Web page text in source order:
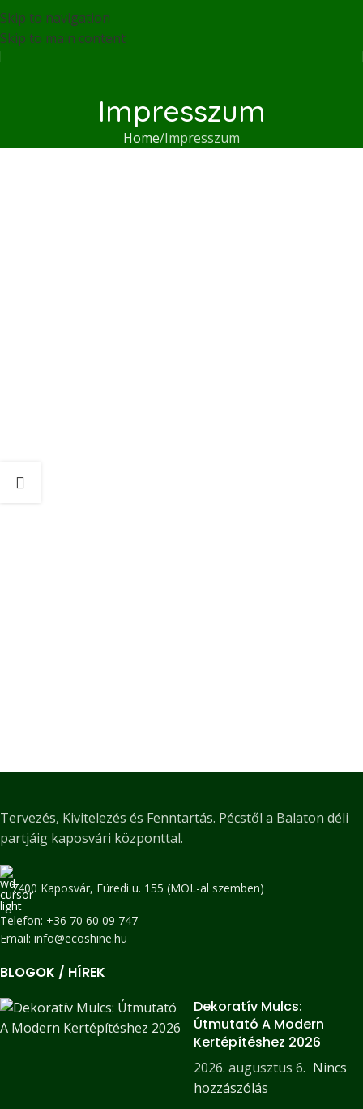
Skip to navigation
Skip to main content
Impresszum
Home Impresszum
Tervezés, Kivitelezés és Fenntartás. Pécstől a Balaton déli
partjáig kaposvári központtal.
7400 Kaposvár, Füredi u. 155 (MOL-al szemben)
Telefon: +36 70 60 09 747
Email: info@ecoshine.hu
BLOGOK / HÍREK
Dekoratív Mulcs:
Útmutató A Modern
Kertépítéshez 2026
2026. augusztus 6. Nincs
hozzászólás